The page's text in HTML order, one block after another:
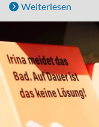
Weiterlesen